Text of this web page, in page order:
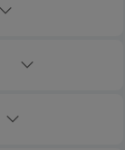
pudełka